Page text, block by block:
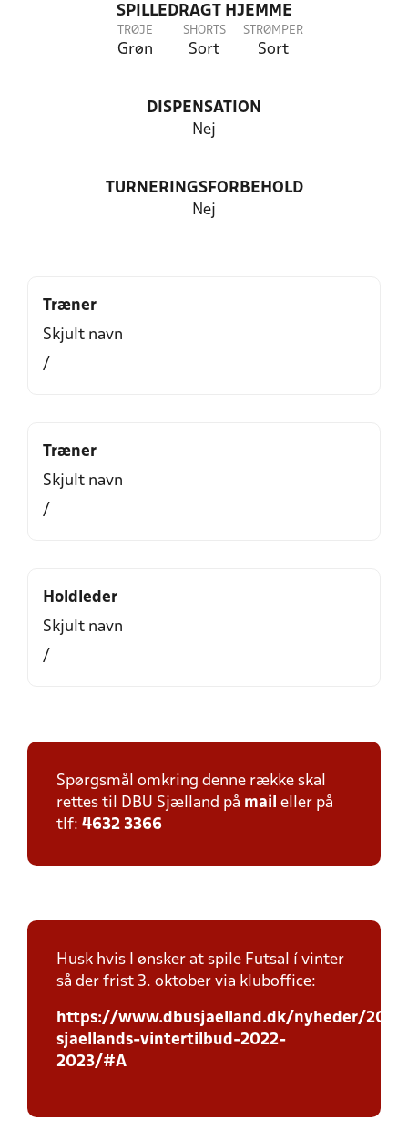
SPILLEDRAGT HJEMME
TRØJE
Grøn
SHORTS
Sort
STRØMPER
Sort
DISPENSATION
Nej
TURNERINGSFORBEHOLD
Nej
Træner
Skjult navn
/
Træner
Skjult navn
/
Holdleder
Skjult navn
/
Spørgsmål omkring denne række skal
rettes til DBU Sjælland på mail eller på
tlf: 4632 3366
Husk hvis I ønsker at spile Futsal í vinter
så der frist 3. oktober via kluboffice:
https://www.dbusjaelland.dk/nyheder/
sjaellands-vintertilbud-2022-
2023/#A